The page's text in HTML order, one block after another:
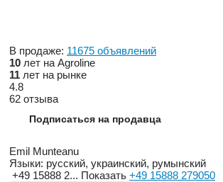
В продаже: 11675 объявлений
10 лет на Agroline
11 лет на рынке
4.8
62 отзыва
Подписаться на продавца
Emil Munteanu
Языки: русский, украинский, румынский
+49 15888 2... Показать +49 15888 279050